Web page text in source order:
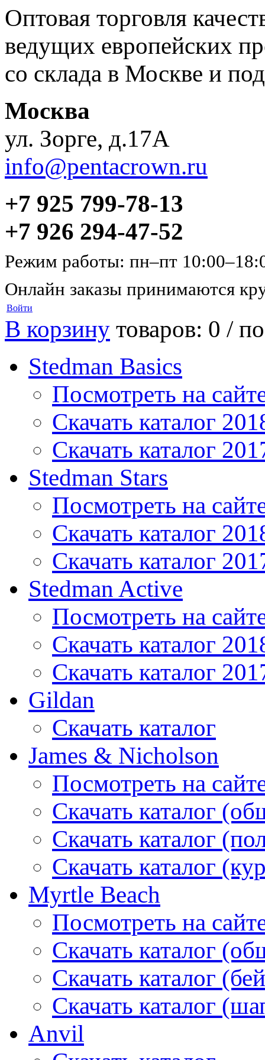
Оптовая торговля
ведущих европейских
со склада в Москве и под
Москва
ул. Зорге, д.17А
info@pentacrown.ru
+7 925 799-78-13
+7 926 294-47-52
Режим работы: пн–пт
Онлайн заказы принимаются
Войти
В корзину товаров: 0 /
Stedman Basics
Посмотреть на
Скачать каталог
Скачать каталог
Stedman Stars
Посмотреть на
Скачать каталог
Скачать каталог
Stedman Active
Посмотреть на
Скачать каталог
Скачать каталог
Gildan
Скачать каталог
James & Nicholson
Посмотреть на
Скачать каталог
Скачать каталог
Скачать каталог
Myrtle Beach
Посмотреть на
Скачать каталог
Скачать каталог
Скачать каталог
Anvil